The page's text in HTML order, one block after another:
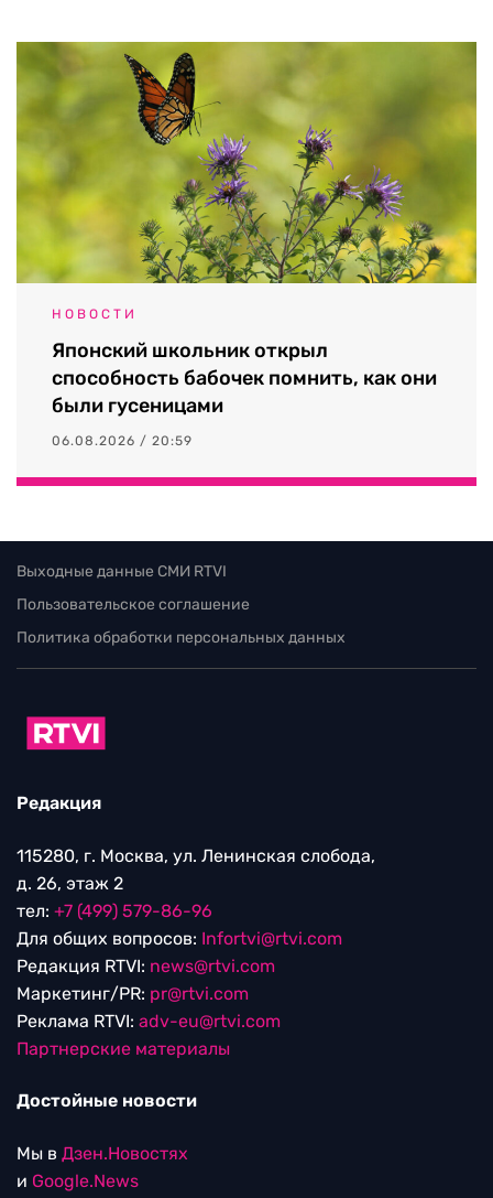
НОВОСТИ
Японский школьник открыл
способность бабочек помнить, как они
были гусеницами
06.08.2026 / 20:59
Выходные данные СМИ RTVI
Пользовательское соглашение
Политика обработки персональных данных
Редакция
115280, г. Москва, ул. Ленинская слобода,
д. 26, этаж 2
тел: +7 (499) 579-86-96
Для общих вопросов: Infortvi@rtvi.com
Редакция RTVI: news@rtvi.com
Маркетинг/PR: pr@rtvi.com
Реклама RTVI: adv-eu@rtvi.com
Партнерские материалы
Достойные новости
Мы в Дзен.Новостях
и Google.News